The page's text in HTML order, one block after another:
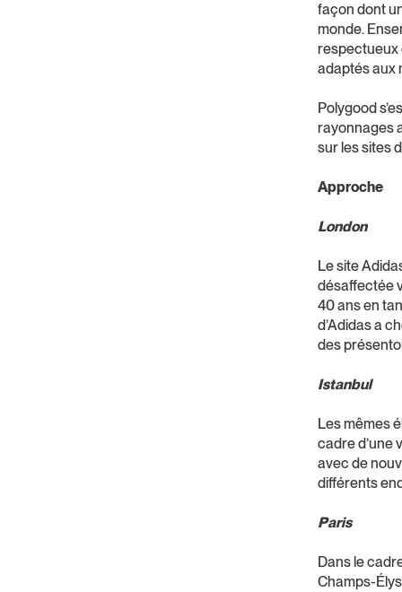
façon dont
monde.
respectueux
adaptés aux
Polygood
rayonnages
sur les sites
Approche
London
Le site
désaffectée
40 ans en
d’Adidas a
des
Istanbul
Les mêmes
cadre d’une
avec de
différents
Paris
Dans le
Champs-